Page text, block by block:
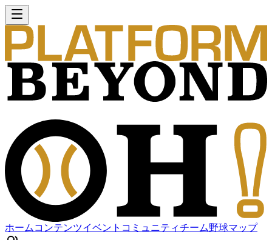
ホーム コンテンツイベント コミュニティチーム野球マップ